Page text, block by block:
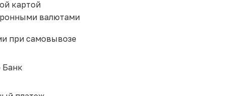
картой
валютами
при самовывозе
Банк